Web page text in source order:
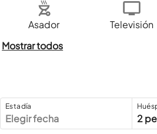
Asador Televisión
Mostrar todos
Estadía
Elegir fecha 2